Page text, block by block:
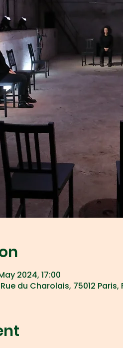
2024, 17:00
du Charolais, 75012 Paris,